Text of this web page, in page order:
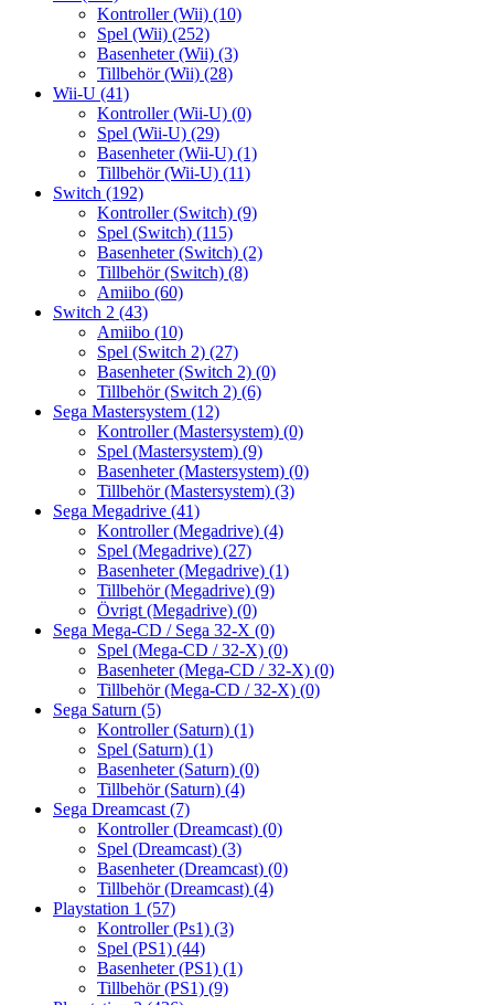
Kontroller (Wii) (10)
Spel (Wii) (252)
Basenheter (Wii) (3)
Tillbehör (Wii) (28)
Wii-U (41)
Kontroller (Wii-U) (0)
Spel (Wii-U) (29)
Basenheter (Wii-U) (1)
Tillbehör (Wii-U) (11)
Switch (192)
Kontroller (Switch) (9)
Spel (Switch) (115)
Basenheter (Switch) (2)
Tillbehör (Switch) (8)
Amiibo (60)
Switch 2 (43)
Amiibo (10)
Spel (Switch 2) (27)
Basenheter (Switch 2) (0)
Tillbehör (Switch 2) (6)
Sega Mastersystem (12)
Kontroller (Mastersystem) (0)
Spel (Mastersystem) (9)
Basenheter (Mastersystem) (0)
Tillbehör (Mastersystem) (3)
Sega Megadrive (41)
Kontroller (Megadrive) (4)
Spel (Megadrive) (27)
Basenheter (Megadrive) (1)
Tillbehör (Megadrive) (9)
Övrigt (Megadrive) (0)
Sega Mega-CD / Sega 32-X (0)
Spel (Mega-CD / 32-X) (0)
Basenheter (Mega-CD / 32-X) (0)
Tillbehör (Mega-CD / 32-X) (0)
Sega Saturn (5)
Kontroller (Saturn) (1)
Spel (Saturn) (1)
Basenheter (Saturn) (0)
Tillbehör (Saturn) (4)
Sega Dreamcast (7)
Kontroller (Dreamcast) (0)
Spel (Dreamcast) (3)
Basenheter (Dreamcast) (0)
Tillbehör (Dreamcast) (4)
Playstation 1 (57)
Kontroller (Ps1) (3)
Spel (PS1) (44)
Basenheter (PS1) (1)
Tillbehör (PS1) (9)